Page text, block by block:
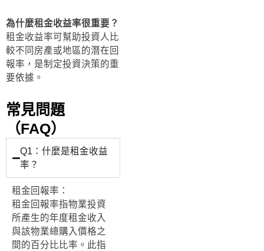
為什麼租金收益率很重要？
租金收益率可幫助投資人比
較不同房產或地區的潛在回
報率，是制定投資決策的重
要依據。
常見問題
（FAQ）
Q1：什麼是租金收益
率？
租金回報率：
租金回報率指物業投資
所產生的年度租金收入
與該物業總購入價格之
間的百分比比率。此指